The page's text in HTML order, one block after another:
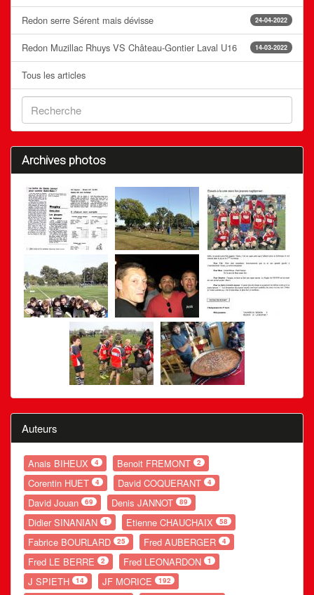
24-04-2022
Redon serre Sérent mais dévisse
14-03-2022
Redon Muzillac Rhuys VS Château-Gontier Laval U16
Tous les articles
Archives photos
Auteurs
Anais BIHEUX 4 Benoit FREMONT 2
Corentin HUET 4 David COQUERANT 4
David Jouan 69 Denis JANNOT 89
Didier SINANIAN 1 Etienne CHAUCHAIX 58
Fabrice BOURLARD 25 Fred AUBERGER 4
Fred LE BERRE 2 Fred LEONARDON 1
J SPIETH 14 JF MORICE 192